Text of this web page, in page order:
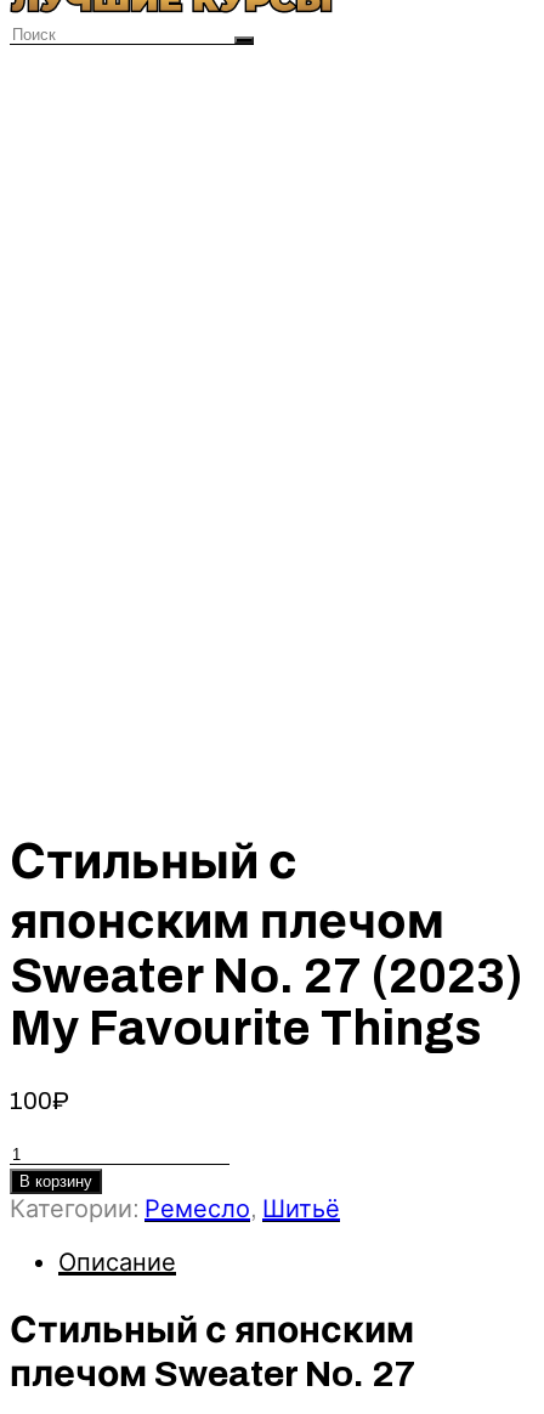
Стильный с
японским плечом
Sweater No. 27 (2023)
My Favourite Things
100₽
Количество
товара
Стильный
японским
Sweater
No.
27
В корзину
Категории: Ремесло, Шитьё
Описание
Стильный с японским
плечом Sweater No. 27